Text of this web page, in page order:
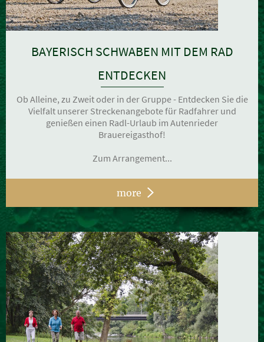
BAYERISCH SCHWABEN MIT DEM RAD
ENTDECKEN
Ob Alleine, zu Zweit oder in der Gruppe - Entdecken Sie die
Vielfalt unserer Streckenangebote für Radfahrer und
genießen einen Radl-Urlaub im Autenrieder
Brauereigasthof!
Zum Arrangement...
more